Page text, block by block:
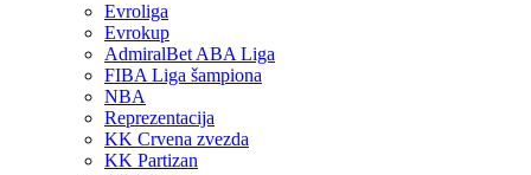
Evroliga
Evrokup
AdmiralBet ABA Liga
FIBA Liga šampiona
NBA
Reprezentacija
KK Crvena zvezda
KK Partizan